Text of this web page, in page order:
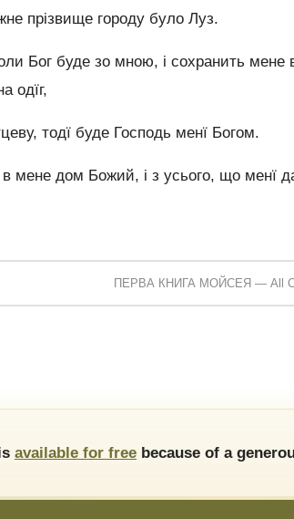
прізвище городу було Луз.
Бог буде зо мною, і сохранить мене
одїг,
тодї буде Господь менї Богом.
мене дом Божий, і з усього, що менї
ПЕРВА КНИГА МОЙСЕЯ — All
available for free because of a